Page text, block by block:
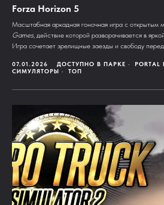
Forza Horizon 5
Масштабная аркадная гоночная игра с открытым
Games, действие которой разворачивается в
Игра сочетает зрелищные заезды и свободу
07.01.2026 ДОСТУПНО В ПАРКЕ PORTAL
СИМУЛЯТОРЫ
ТОП